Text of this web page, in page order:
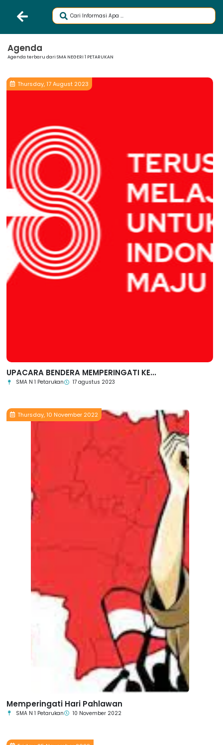
Agenda
Agenda terbaru dari SMA NEGERI 1 PETARUKAN
Thursday, 17 August 2023
UPACARA BENDERA MEMPERINGATI KE...
SMA N 1 Petarukan 17 agustus 2023
Thursday, 10 November 2022
Memperingati Hari Pahlawan
SMA N 1 Petarukan 10 November 2022